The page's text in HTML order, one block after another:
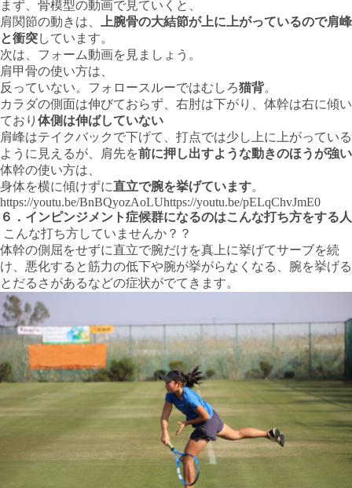
まず、骨模型の動画で見ていくと、
肩関節の動きは、
上腕骨の大結節が上に上がっているので肩峰
と衝突しています。
次は、フォーム動画を見ましょう。
肩甲骨の使い方は、
反っていない。フォロースルーではむしろ猫背。
カラダの側面は伸びておらず、右肘は下がり、体幹は右に傾い
ており 体側は伸ばしていない
肩峰はテイクバックで下げて、打点では少し上に上がっている
ように見えるが、肩先を前に押し出すような動きのほうが強い
体幹の使い方は、
身体を横に傾けずに直立で腕を挙げています。
https://youtu.be/BnBQyozAoLUhttps://youtu.be/pELqChvJmE0
６．インピンジメント症候群になるのはこんな打ち方をする人
こんな打ち方していませんか？？
体幹の側屈をせずに直立で腕だけを真上に挙げてサーブを続
け、悪化すると筋力の低下や腕が挙がらなくなる、腕を挙げる
とだるさがあるなどの症状がでてきます。